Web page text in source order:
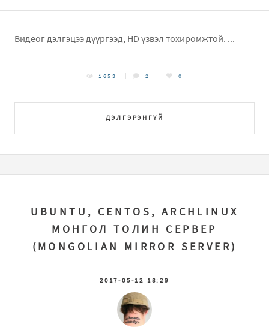
Видеог дэлгэцээ дүүргээд, HD үзвэл тохиромжтой. ...
ДЭЛГЭРЭНГҮЙ
1653 2 0
UBUNTU, CENTOS, ARCHLINUX
МОНГОЛ ТОЛИН СЕРВЕР
(MONGOLIAN MIRROR SERVER)
2017-05-12 18:29